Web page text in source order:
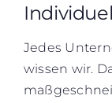
Jedes
wissen wir.